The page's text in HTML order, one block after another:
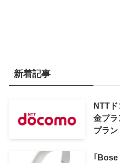
新着記事
NTTド
金プラ
プラン
｢